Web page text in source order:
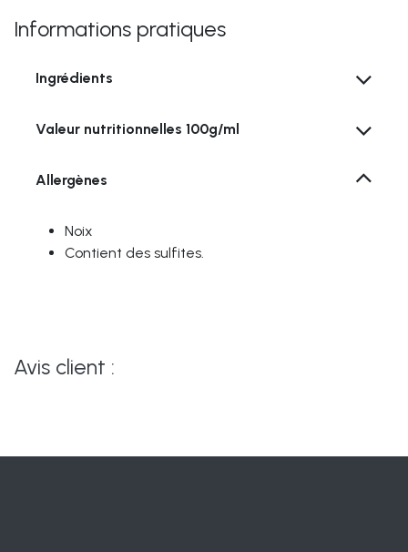
Informations pratiques
Ingrédients
Valeur nutritionnelles 100g/ml
Allergènes
Noix
Contient des sulfites.
Avis client :